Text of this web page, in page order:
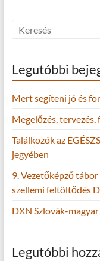
Legutóbbi
Mert segíteni jó és
Megelőzés, tervezés,
Találkozók az
jegyében
9. Vezetőképző
szellemi feltöltődés
DXN Szlovák-
Legutóbbi